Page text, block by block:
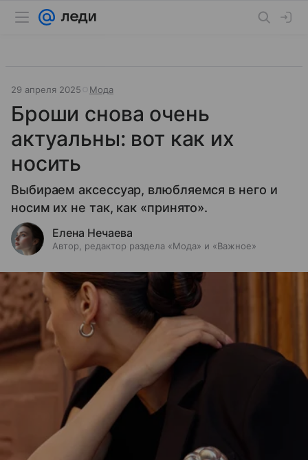
29 апреля 2025 Мода
Броши снова очень
актуальны: вот как их
носить
Выбираем аксессуар, влюбляемся в него и
носим их не так, как «принято».
Елена Нечаева
Автор, редактор раздела «Мода» и «Важное»